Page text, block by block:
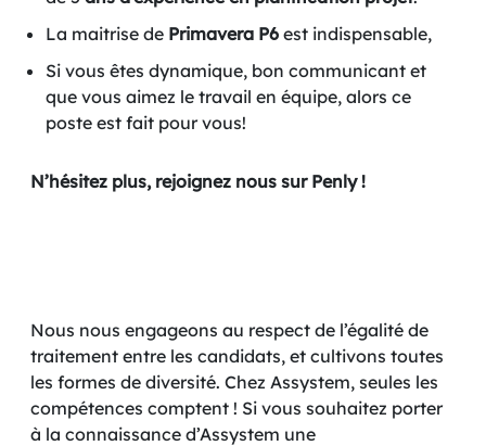
La maitrise de Primavera P6 est indispensable,
Si vous êtes dynamique, bon communicant et
que vous aimez le travail en équipe, alors ce
poste est fait pour vous!
N’hésitez plus, rejoignez nous sur Penly !
Nous nous engageons au respect de l’égalité de
traitement entre les candidats, et cultivons toutes
les formes de diversité. Chez Assystem, seules les
compétences comptent ! Si vous souhaitez porter
à la connaissance d’Assystem une